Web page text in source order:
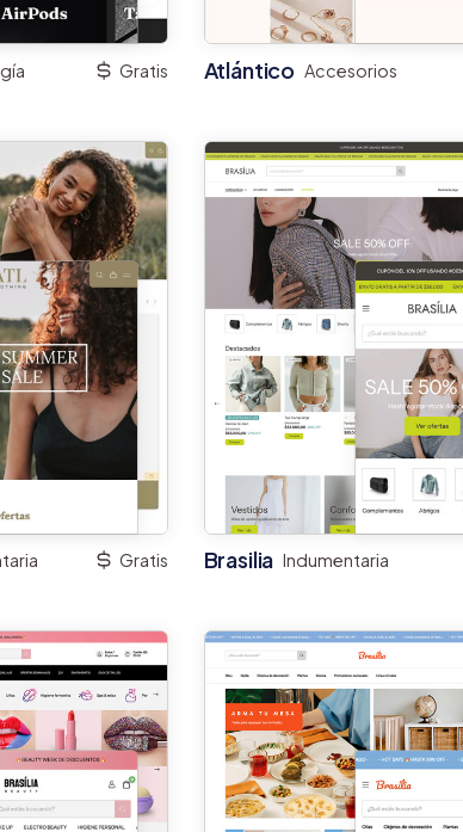
Gratis Atlántico Accesorios
Gratis Brasilia Indumentaria